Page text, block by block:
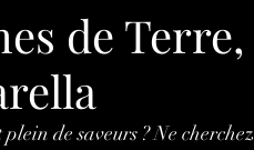
de
de saveurs ? Ne